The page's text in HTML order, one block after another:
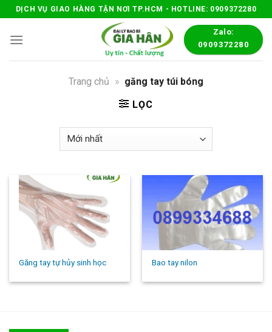
Skip
to
content
DỊCH VỤ GIAO HÀNG TẬN NƠI TP.HCM - HOTLINE: 0909372280
Zalo:
0909372280
Trang chủ » găng tay túi bóng
LỌC
Găng tay tự hủy sinh học Bao tay nilon